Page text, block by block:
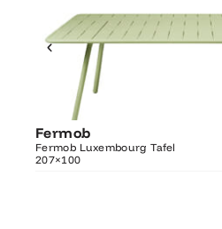
Fermob
Fermob Luxembourg Tafel
207×100
207×100